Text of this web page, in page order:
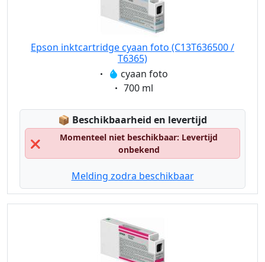
Epson inktcartridge cyaan foto (C13T636500 /
T6365)
Eigenschaft:
cyaan foto
Eigenschaft:
700 ml
📦 Lagerstatus:
Beschikbaarheid en levertijd
❌
Momenteel niet beschikbaar: Levertijd
onbekend
Melding zodra beschikbaar